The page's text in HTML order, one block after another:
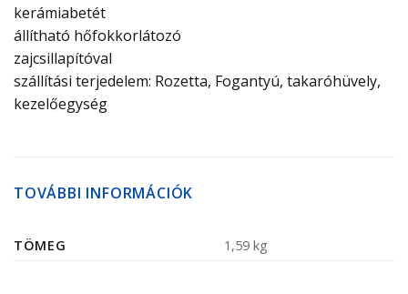
kerámiabetét
állítható hőfokkorlátozó
zajcsillapítóval
szállítási terjedelem: Rozetta, Fogantyú, takaróhüvely,
kezelőegység
TOVÁBBI INFORMÁCIÓK
TÖMEG 1,59 kg